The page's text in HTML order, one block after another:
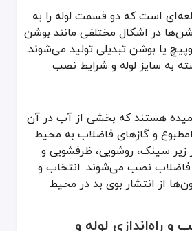
است که دو قسمت لوله را به
در اشکال مختلفی مانند بوشن
یا بوشن تبدیلی تولید می‌شوند.
به سایز لوله و شرایط نصب
هستند که بخشی از آب در آن
و گازهای فاضلاب به محیط
زیر سینک، روشویی، ظرفشویی و
نصب می‌شوند. انتخاب و
از انتشار بوی بد در محیط
راه‌اندازی لوله و